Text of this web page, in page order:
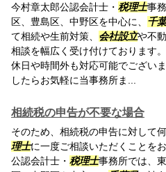
今村章太郎公認会計士・ 税理士事
区、豊島区、中野区を中心に、 千
て相続や生前対策、 会社設立や不
相談を幅広く受け付けております
休日や時間外も対応可能でござい
したらお気軽に当事務所ま...
相続税の申告が不要な場合
そのため、相続税の申告に対して
理士に一度ご相談いただくことを
公認会計士・ 税理士事務所では、